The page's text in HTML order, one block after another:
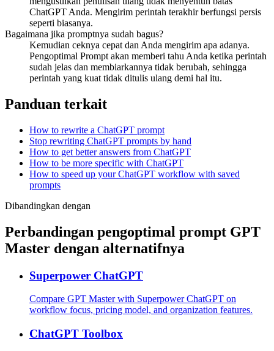
ChatGPT Anda. Mengirim perintah terakhir berfungsi persis
seperti biasanya.
Bagaimana jika promptnya sudah bagus?
Kemudian ceknya cepat dan Anda mengirim apa adanya.
Pengoptimal Prompt akan memberi tahu Anda ketika perintah
sudah jelas dan membiarkannya tidak berubah, sehingga
perintah yang kuat tidak ditulis ulang demi hal itu.
Panduan terkait
How to rewrite a ChatGPT prompt
Stop rewriting ChatGPT prompts by hand
How to get better answers from ChatGPT
How to be more specific with ChatGPT
How to speed up your ChatGPT workflow with saved
prompts
Dibandingkan dengan
Perbandingan pengoptimal prompt GPT
Master dengan alternatifnya
Superpower ChatGPT
Compare GPT Master with Superpower ChatGPT on
workflow focus, pricing model, and organization features.
ChatGPT Toolbox